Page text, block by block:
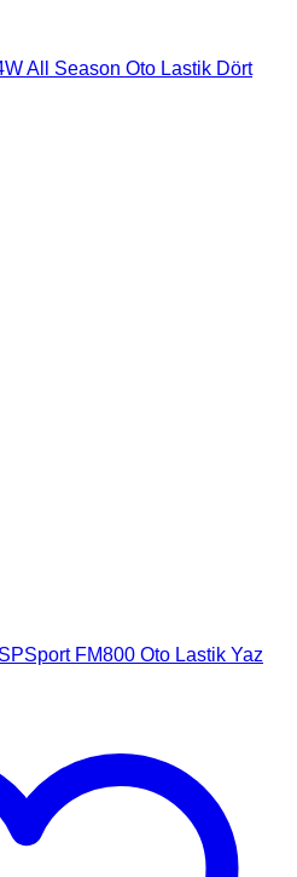
All Season Oto Lastik Dört